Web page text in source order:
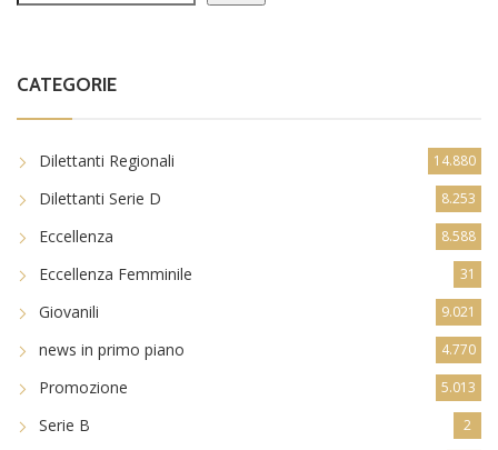
CATEGORIE
Dilettanti Regionali 14.880
Dilettanti Serie D 8.253
Eccellenza 8.588
Eccellenza Femminile 31
Giovanili 9.021
news in primo piano 4.770
Promozione 5.013
Serie B 2